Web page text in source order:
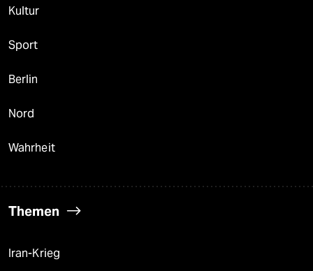
Kultur
Sport
Berlin
Nord
Wahrheit
Themen
Iran-Krieg